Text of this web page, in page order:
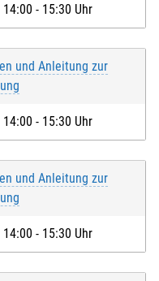
- 15:30 Uhr
und Anleitung zur
- 15:30 Uhr
und Anleitung zur
- 15:30 Uhr